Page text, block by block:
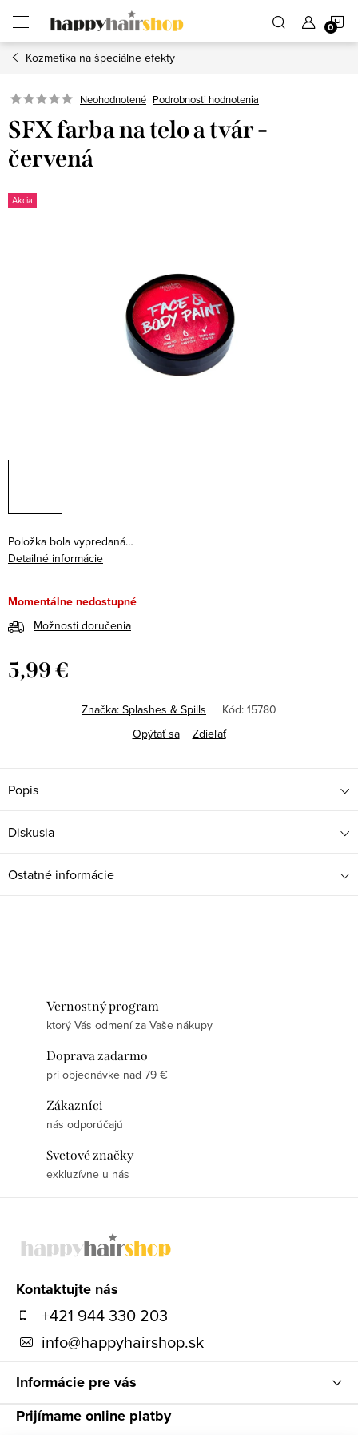
obsah
Kozmetika na špeciálne efekty
Neohodnotené Podrobnosti hodnotenia
SFX farba na telo a tvár -
červená
Akcia
Položka bola vypredaná…
Detailné informácie
Momentálne nedostupné
Možnosti doručenia
5,99 €
Značka: Splashes & Spills Kód: 15780
Opýtať sa
Zdieľať
Popis
Diskusia
Ostatné informácie
Vernostný program
ktorý Vás odmení za Vaše nákupy
Doprava zadarmo
pri objednávke nad 79 €
Zákazníci
nás odporúčajú
Svetové značky
exkluzívne u nás
Kontaktujte nás
+421 944 330 203
info@happyhairshop.sk
Informácie pre vás
Prijímame online platby